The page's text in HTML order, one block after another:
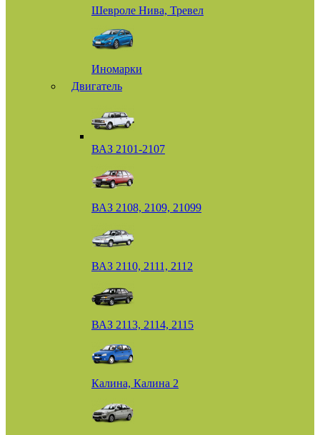
Шевроле Нива, Тревел
Иномарки
Двигатель
ВАЗ 2101-2107
ВАЗ 2108, 2109, 21099
ВАЗ 2110, 2111, 2112
ВАЗ 2113, 2114, 2115
Калина, Калина 2